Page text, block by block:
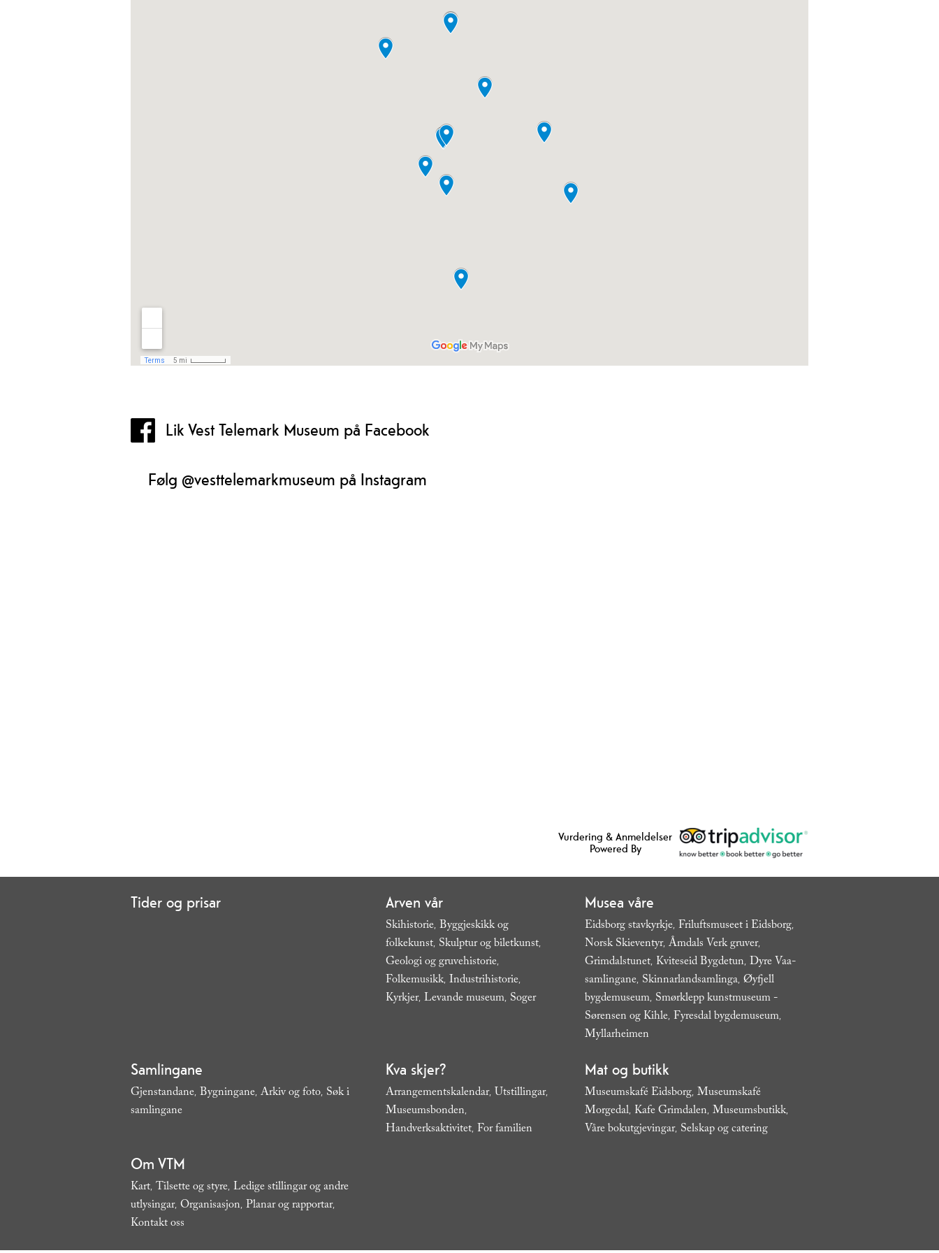
Lik Vest Telemark Museum på Facebook
Følg @vesttelemarkmuseum på Instagram
Vurdering & Anmeldelser
Powered By
Tider og prisar Arven vår
Skihistorie, Byggjeskikk og
folkekunst, Skulptur og biletkunst,
Geologi og gruvehistorie,
Folkemusikk, Industrihistorie,
Kyrkjer, Levande museum, Soger,
Musea våre
Eidsborg stavkyrkje, Friluftsmuseet i Eidsborg,
Norsk Skieventyr, Åmdals Verk gruver,
Grimdalstunet, Kviteseid Bygdetun, Dyre Vaa-
samlingane, Skinnarlandsamlinga, Øyfjell
bygdemuseum, Smørklepp kunstmuseum -
Sørensen og Kihle, Fyresdal bygdemuseum,
Myllarheimen
Samlingane
Gjenstandane, Bygningane, Arkiv og foto, Søk i
samlingane
Kva skjer?
Arrangementskalendar, Utstillingar,
Museumsbonden,
Handverksaktivitet, For familien
Mat og butikk
Museumskafé Eidsborg, Museumskafé
Morgedal, Kafe Grimdalen, Museumsbutikk,
Våre bokutgjevingar, Selskap og catering,
Om VTM
Kart, Tilsette og styre, Ledige stillingar og andre
utlysingar, Organisasjon, Planar og rapportar,
Kontakt oss